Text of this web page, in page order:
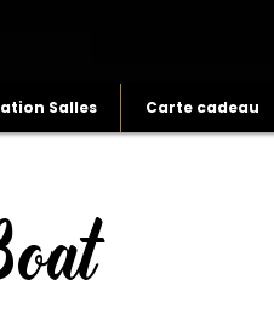
Salles Carte cadeau